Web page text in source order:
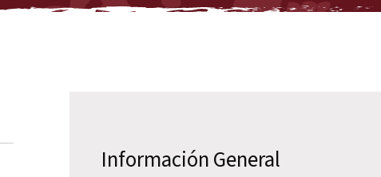
Información General